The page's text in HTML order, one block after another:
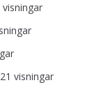
visningar
visningar